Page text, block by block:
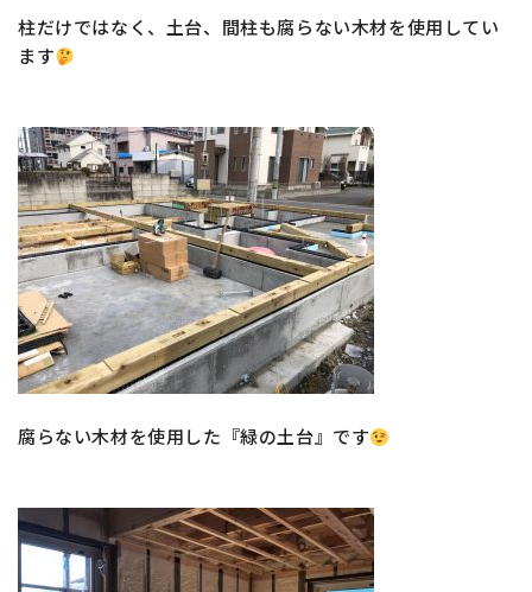
柱だけではなく、土台、間柱も腐らない木材を使用してい
ます
腐らない木材を使用した『緑の土台』です